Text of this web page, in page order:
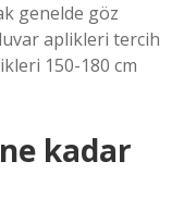
genelde göz
aplikleri tercih
150-180 cm
kadar